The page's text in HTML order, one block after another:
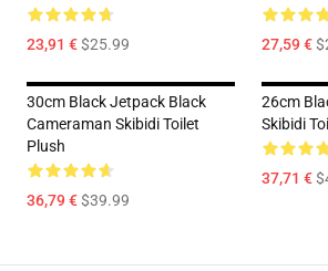
23,91 €$25.99 27,59 €
30cm Black Jetpack Black
Cameraman Skibidi Toilet
Plush
36,79 €$39.99
26cm
Skibidi
37,71 €